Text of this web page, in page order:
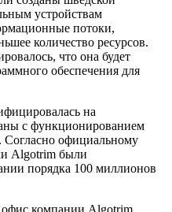
устройствам
потоки,
количество ресурсов.
что она будет
обеспечения для
на
с функционированием
официальному
Algotrim были
порядка 100 миллионов
компании Algotrim